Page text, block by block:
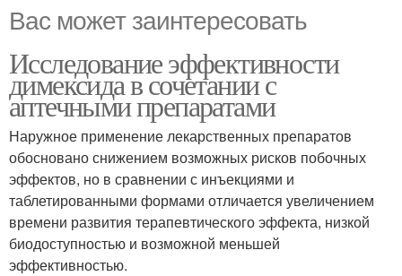
Вас может заинтересовать
Исследование эффективности
димексида в сочетании с
аптечными препаратами
Наружное применение лекарственных препаратов
обосновано снижением возможных рисков побочных
эффектов, но в сравнении с инъекциями и
таблетированными формами отличается увеличением
времени развития терапевтического эффекта, низкой
биодоступностью и возможной меньшей
эффективностью.